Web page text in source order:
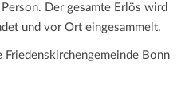
Der gesamte Erlös wird
und vor Ort eingesammelt.
Friedenskirchengemeinde Bonn